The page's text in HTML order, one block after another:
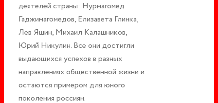
деятелей страны: Нурмагомед
Гаджимагомедов, Елизавета Глинка,
Лев Яшин, Михаил Калашников,
Юрий Никулин. Все они достигли
выдающихся успехов в разных
направлениях общественной жизни и
остаются примером для юного
поколения россиян.